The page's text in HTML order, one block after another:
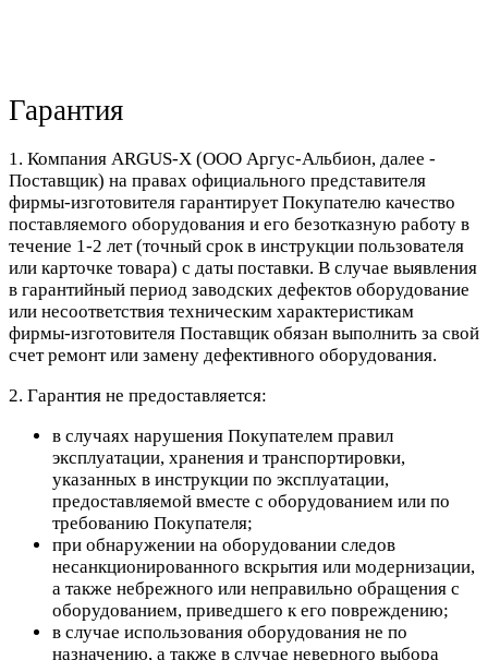
Гарантия
1. Компания ARGUS-X (ООО Аргус-Альбион, далее -
Поставщик) на правах официального представителя
фирмы-изготовителя гарантирует Покупателю качество
поставляемого оборудования и его безотказную работу в
течение 1-2 лет (точный срок в инструкции пользователя
или карточке товара) с даты поставки. В случае выявления
в гарантийный период заводских дефектов оборудование
или несоответствия техническим характеристикам
фирмы-изготовителя Поставщик обязан выполнить за свой
счет ремонт или замену дефективного оборудования.
2. Гарантия не предоставляется:
в случаях нарушения Покупателем правил
эксплуатации, хранения и транспортировки,
указанных в инструкции по эксплуатации,
предоставляемой вместе с оборудованием или по
требованию Покупателя;
при обнаружении на оборудовании следов
несанкционированного вскрытия или модернизации,
а также небрежного или неправильно обращения с
оборудованием, приведшего к его повреждению;
в случае использования оборудования не по
назначению, а также в случае неверного выбора